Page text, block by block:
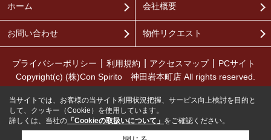
ホーム 会社概要
お問い合わせ 物件リクエスト
プライバシーポリシー 利用規約 アクセスマップ
PCサイト
Copyright(c) (株)Con Spirito 神田岩本町店 All rights reserved.
当サイトでは、お客様の当サイト利用状況把握、サービス向上検討を目的と
して、クッキー（Cookie）を使用しています。
詳しくは、当社の 「Cookieの取扱いについて」 をご確認ください。